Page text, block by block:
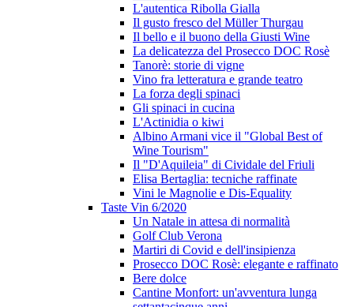
L'autentica Ribolla Gialla
Il gusto fresco del Müller Thurgau
Il bello e il buono della Giusti Wine
La delicatezza del Prosecco DOC Rosè
Tanorè: storie di vigne
Vino fra letteratura e grande teatro
La forza degli spinaci
Gli spinaci in cucina
L'Actinidia o kiwi
Albino Armani vice il "Global Best of
Wine Tourism"
Il "D'Aquileia" di Cividale del Friuli
Elisa Bertaglia: tecniche raffinate
Vini le Magnolie e Dis-Equality
Taste Vin 6/2020
Un Natale in attesa di normalità
Golf Club Verona
Martiri di Covid e dell'insipienza
Prosecco DOC Rosè: elegante e raffinato
Bere dolce
Cantine Monfort: un'avventura lunga